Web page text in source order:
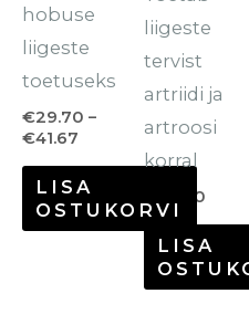
hobuse
liigeste
toetuseks
€29.70 –
€41.67
LISA
OSTUKORVI
liigeste
tervist
artriidi ja
artroosi
korral
86.20
LISA